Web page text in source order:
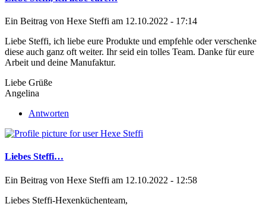
Ein Beitrag von Hexe Steffi am 12.10.2022 - 17:14
Liebe Steffi, ich liebe eure Produkte und empfehle oder verschenke
diese auch ganz oft weiter. Ihr seid ein tolles Team. Danke für eure
Arbeit und deine Manufaktur.
Liebe Grüße
Angelina
Antworten
Liebes Steffi…
Ein Beitrag von Hexe Steffi am 12.10.2022 - 12:58
Liebes Steffi-Hexenküchenteam,